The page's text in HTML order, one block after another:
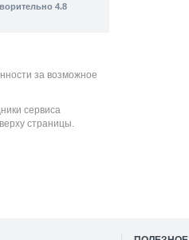
4.8
за возможное
сервиса
страницы.